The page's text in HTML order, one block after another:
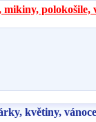
polokošile,
květiny, vánoce